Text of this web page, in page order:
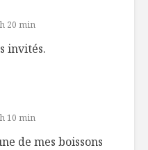
20 min
invités.
10 min
de mes boissons